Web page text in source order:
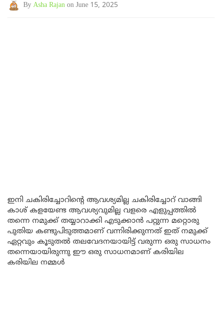
By Asha Rajan on June 15, 2025
ഇനി ചകിരിച്ചോറിന്റെ ആവശ്യമില്ല ചകിരിച്ചോറ് വാങ്ങി
കാശ് കളയേണ്ട ആവശ്യവുമില്ല വളരെ എളുപ്പത്തിൽ
തന്നെ നമുക്ക് തയ്യാറാക്കി എടുക്കാൻ പറ്റുന്ന മറ്റൊരു
പുതിയ കണ്ടുപിടുത്തമാണ് വന്നിരിക്കുന്നത് ഇത് നമുക്ക്
ഏറ്റവും കൂടുതൽ തലവേദനയായിട്ട് വരുന്ന ഒരു സാധനം
തന്നെയായിരുന്നു ഈ ഒരു സാധനമാണ് കരിയില
കരിയില നമ്മൾ